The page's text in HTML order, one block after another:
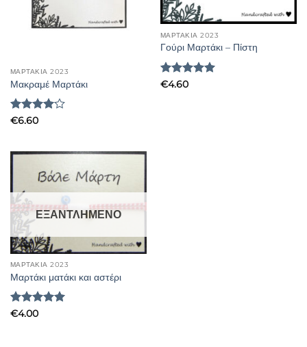
ΜΑΡΤΑΚΙΑ 2023
Μακραμέ Μαρτάκι
Βαθμολογήθηκε
€6.60
ΜΑΡΤΑΚΙΑ 2023
Γούρι Μαρτάκι – Πίστη
Βαθμολογήθηκε
€4.60
ΕΞΑΝΤΛΗΜΈΝΟ
ΜΑΡΤΑΚΙΑ 2023
Μαρτάκι ματάκι και αστέρι
Βαθμολογήθηκε
€4.00